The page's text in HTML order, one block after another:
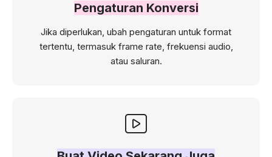
Pengaturan Konversi
Jika diperlukan, ubah pengaturan untuk format
tertentu, termasuk frame rate, frekuensi audio,
atau saluran.